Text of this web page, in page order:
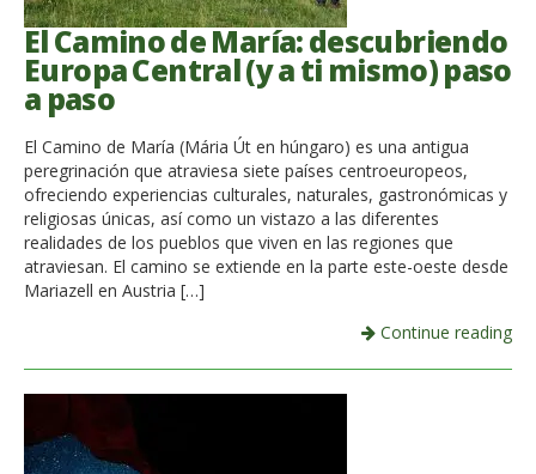
El Camino de María: descubriendo
Europa Central (y a ti mismo) paso
a paso
El Camino de María (Mária Út en húngaro) es una antigua
peregrinación que atraviesa siete países centroeuropeos,
ofreciendo experiencias culturales, naturales, gastronómicas y
religiosas únicas, así como un vistazo a las diferentes
realidades de los pueblos que viven en las regiones que
atraviesan. El camino se extiende en la parte este-oeste desde
Mariazell en Austria […]
Continue reading